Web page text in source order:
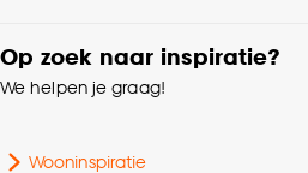
Op zoek naar inspiratie?
We helpen je graag!
Wooninspiratie